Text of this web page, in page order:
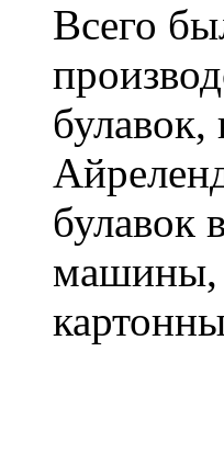
Всего
булавок
машины,